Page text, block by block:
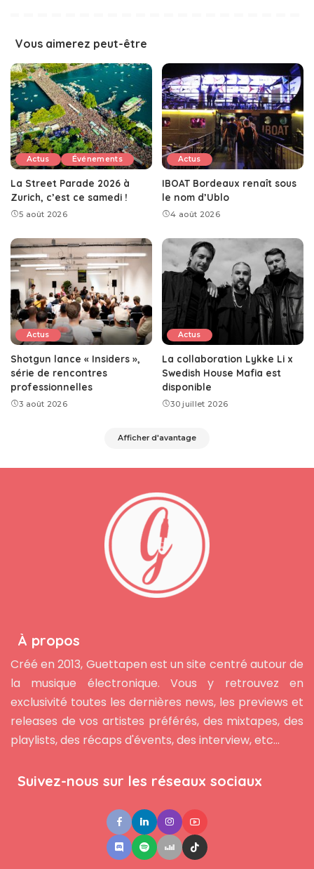
Vous aimerez peut-être
Actus Événements
La Street Parade 2026 à
Zurich, c’est ce samedi !
5 août 2026
Actus
IBOAT Bordeaux renaît sous
le nom d’Ublo
4 août 2026
Actus
Shotgun lance « Insiders »,
série de rencontres
professionnelles
3 août 2026
Actus
La collaboration Lykke Li x
Swedish House Mafia est
disponible
30 juillet 2026
Afficher d'avantage
À propos
Créé en 2013, Guettapen est un site centré autour de
la musique électronique. Vous y retrouvez en
exclusivité toutes les dernières news, les previews et
releases de vos artistes préférés, des mixtapes, des
playlists, des récaps d'évents, des interview, etc...
Suivez-nous sur les réseaux sociaux